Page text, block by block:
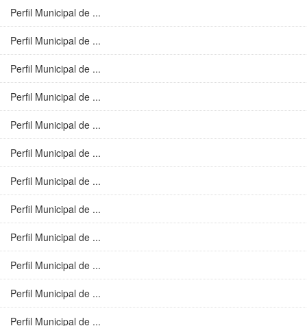
Perfil Municipal de ...
Perfil Municipal de ...
Perfil Municipal de ...
Perfil Municipal de ...
Perfil Municipal de ...
Perfil Municipal de ...
Perfil Municipal de ...
Perfil Municipal de ...
Perfil Municipal de ...
Perfil Municipal de ...
Perfil Municipal de ...
Perfil Municipal de ...